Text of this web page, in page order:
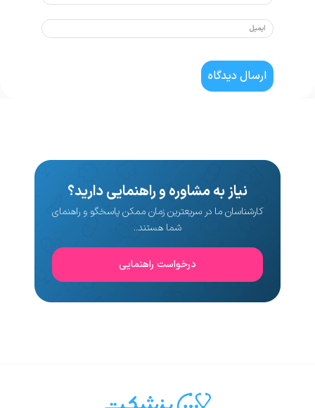
نیاز به مشاوره و راهنمایی دارید؟
کارشناسان ما در سریعترین زمان ممکن پاسخگو و راهنمای
شما هستند..
درخواست راهنمایی